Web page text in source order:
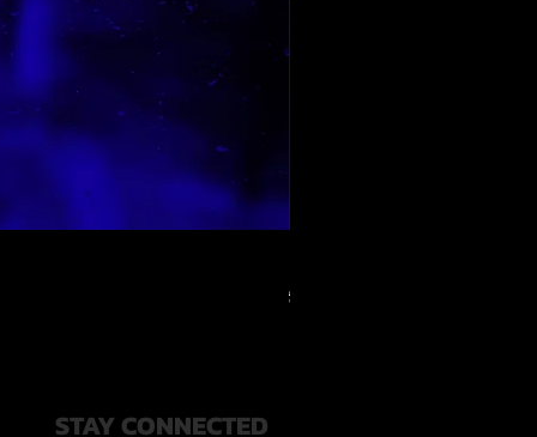
通常価格
$49.99
STAY CONNECTED